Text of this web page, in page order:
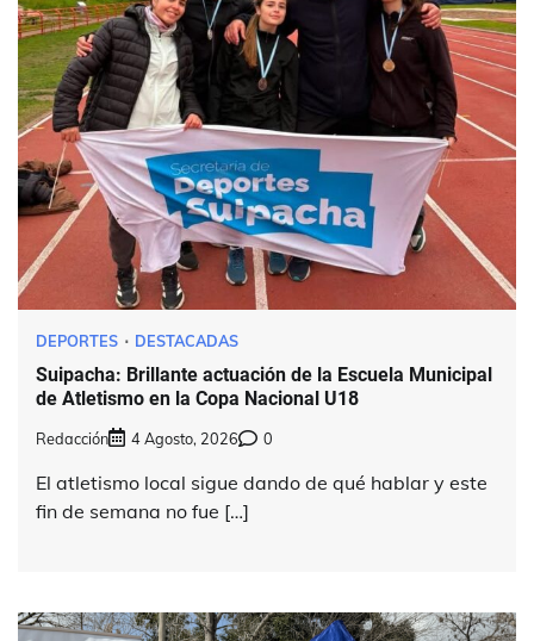
DEPORTES DESTACADAS
Suipacha: Brillante actuación de la Escuela Municipal
de Atletismo en la Copa Nacional U18
Redacción 4 Agosto, 2026 0
El atletismo local sigue dando de qué hablar y este
fin de semana no fue […]